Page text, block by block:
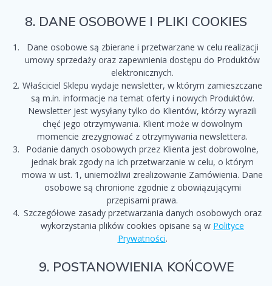
8. DANE OSOBOWE I PLIKI COOKIES
Dane osobowe są zbierane i przetwarzane w celu realizacji
umowy sprzedaży oraz zapewnienia dostępu do Produktów
elektronicznych.
Właściciel Sklepu wydaje newsletter, w którym zamieszczane
są m.in. informacje na temat oferty i nowych Produktów.
Newsletter jest wysyłany tylko do Klientów, którzy wyrazili
chęć jego otrzymywania. Klient może w dowolnym
momencie zrezygnować z otrzymywania newslettera.
Podanie danych osobowych przez Klienta jest dobrowolne,
jednak brak zgody na ich przetwarzanie w celu, o którym
mowa w ust. 1, uniemożliwi zrealizowanie Zamówienia. Dane
osobowe są chronione zgodnie z obowiązującymi
przepisami prawa.
Szczegółowe zasady przetwarzania danych osobowych oraz
wykorzystania plików cookies opisane są w Polityce
Prywatności.
9. POSTANOWIENIA KOŃCOWE